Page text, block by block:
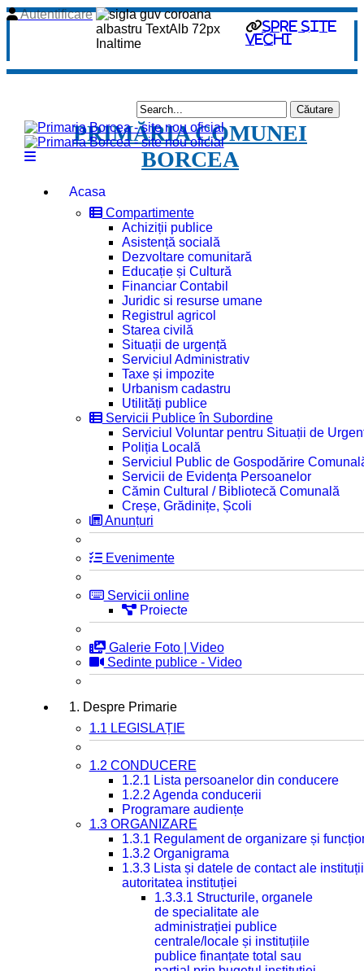
spre site
vechi
Autentificare
PRIMĂRIA COMUNEI
BORCEA
Acasa
Compartimente
Achiziții publice
Asistență socială
Dezvoltare comunitară
Educație și Cultură
Financiar Contabil
Juridic si resurse umane
Registrul agricol
Starea civilă
Situații de urgență
Serviciul Administrativ
Taxe și impozite
Urbanism cadastru
Utilități publice
Servicii Publice în Subordine
Serviciul Voluntar pentru Situații de
Poliția Locală
Serviciul Public de Gospodărire
Servicii de Evidența Persoanelor
Cămin Cultural / Bibliotecă Comunală
Creșe, Grădinițe, Școli
Anunțuri
Evenimente
Servicii online
Proiecte
Galerie Foto | Video
Sedinte publice - Video
1. Despre Primarie
1.1 LEGISLAȚIE
1.2 CONDUCERE
1.2.1 Lista persoanelor din conducere
1.2.2 Agenda conducerii
Programare audiențe
1.3 ORGANIZARE
1.3.1 Regulament de organizare și
1.3.2 Organigrama
1.3.3 Lista și datele de contact ale
autoritatea instituției
1.3.3.1 Structurile, organele
de specialitate ale
administrației publice
centrale/locale și instituțiile
publice finanțate total sau